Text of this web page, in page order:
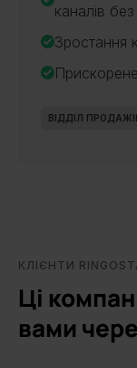
каналів без
Зростання
ВІДДІЛ
КЛІЄНТИ
Ці
вами